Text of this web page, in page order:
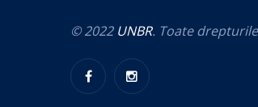
© 2022 UNBR. Toate